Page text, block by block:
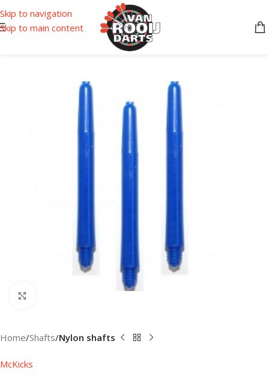
Skip to navigation
Skip to main content
Home Shafts Nylon shafts
McKicks